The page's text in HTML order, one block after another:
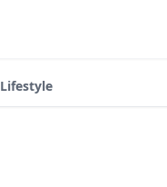
Lifestyle